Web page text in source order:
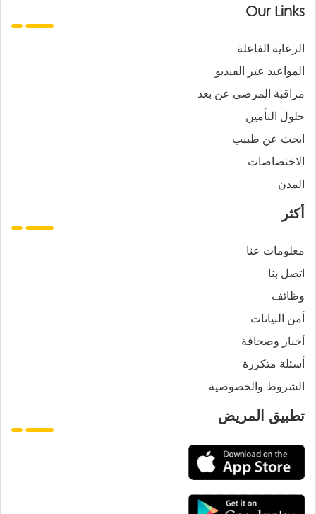
Our Links
الرعاية الفاعلة
المواعيد عبر الفيديو
مراقبة المرضى عن بعد
حلول التأمين
ابحث عن طبيب
الاختصاصات
المدن
أكثر
معلومات عنا
اتصل بنا
وظائف
أمن البيانات
أخبار وصحافة
أسئلة متكررة
الشروط والخصوصية
تطبيق المريض